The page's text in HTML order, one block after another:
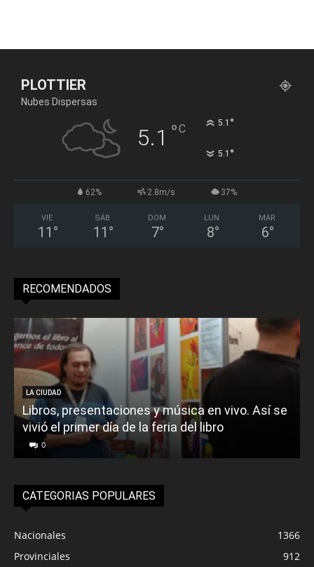
PLOTTIER
Nubes Dispersas
5.1 °C 5.1 °
5.1 °
62% 2.8m/s 37%
VIE
11 °
SÁB
11 °
DOM
7°
LUN
8°
MAR
6°
RECOMENDADOS
LA CIUDAD
Libros, presentaciones y música en vivo. Así se
vivió el primer día de la feria del libro
0
CATEGORIAS POPULARES
Nacionales
1366
Provinciales
912